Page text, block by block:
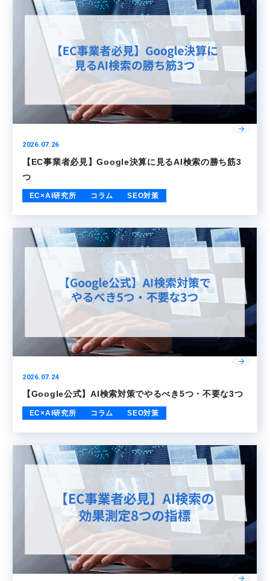
2026.07.26
【EC事業者必見】Google決算に見るAI検索の勝ち筋3
つ
EC×AI研究所 コラム SEO対策
2026.07.24
【Google公式】AI検索対策でやるべき5つ・不要な3つ
EC×AI研究所 コラム SEO対策